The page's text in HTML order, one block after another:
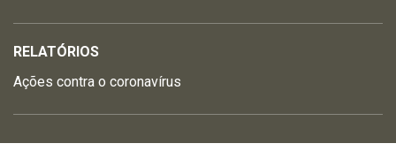
RELATÓRIOS
Ações contra o coronavírus